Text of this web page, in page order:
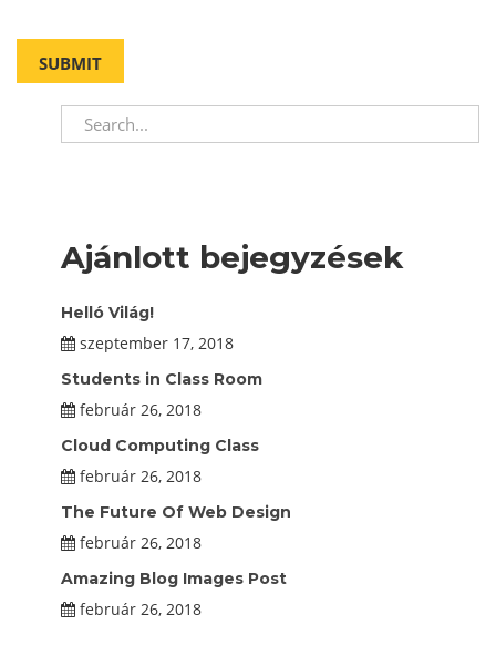
Ajánlott bejegyzések
Helló Világ!
szeptember 17, 2018
Students in Class Room
február 26, 2018
Cloud Computing Class
február 26, 2018
The Future Of Web Design
február 26, 2018
Amazing Blog Images Post
február 26, 2018